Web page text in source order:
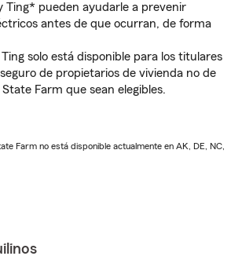
Ting* pueden ayudarle a prevenir
antes de que ocurran, de forma
solo está disponible para los titulares
de propietarios de vivienda no de
Farm que sean elegibles.
Farm no está disponible actualmente en AK, DE, NC,